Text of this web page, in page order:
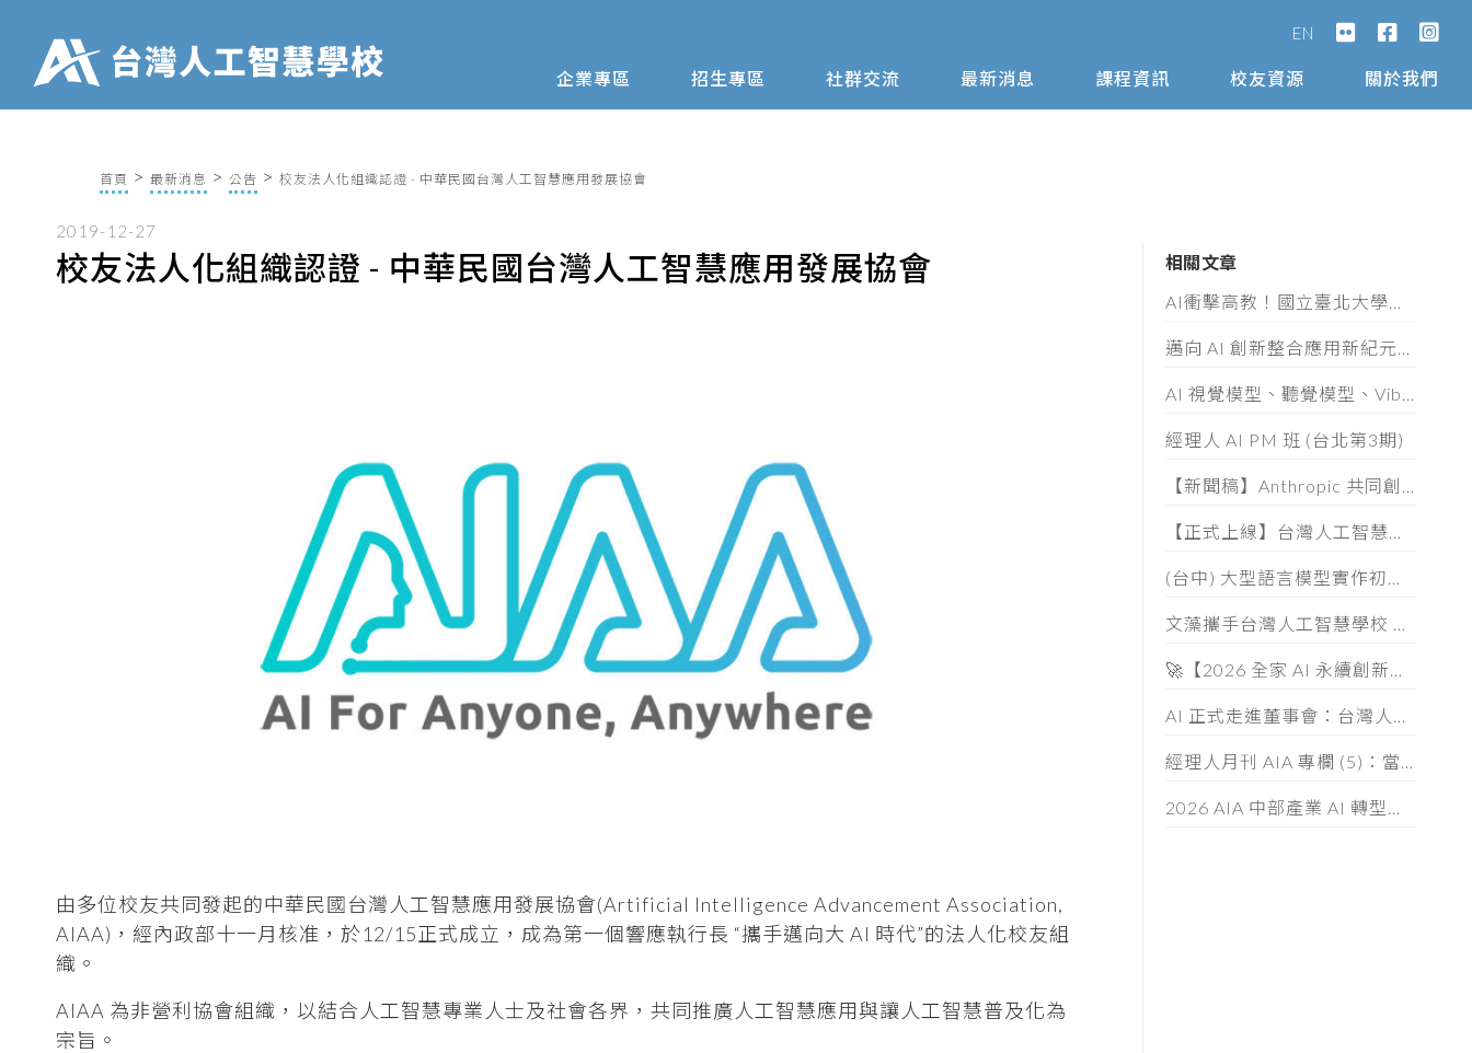
EN
企業專區 招生專區 社群交流 最新消息 課程資訊 校友資源 關於我們
首頁 最新消息 公告 校友法人化組織認證 - 中華民國台灣人工智慧應用發展協會
2019-12-27
校友法人化組織認證 - 中華民國台灣人工智慧應用發展協會
由多位校友共同發起的中華民國台灣人工智慧應用發展協會(Artificial Intelligence Advancement Association,
AIAA)，經內政部十一月核准，於12/15正式成立，成為第一個響應執行長 “攜手邁向大 AI 時代”的法人化校友組
織。
AIAA 為非營利協會組織，以結合人工智慧專業人士及社會各界，共同推廣人工智慧應用與讓人工智慧普及化為
宗旨。
相關文章
AI衝擊高教！國立臺北大學攜手AIA打造高教AI轉型示範模式
邁向 AI 創新整合應用新紀元！「第十屆數位奇點獎」8/5起全面開放徵件
AI 視覺模型、聽覺模型、Vibe Coding 實作與 AI 素養認證工作坊
經理人 AI PM 班 (台北第3期)
【新聞稿】Anthropic 共同創辦人 Ben Mann 首度訪台
【正式上線】台灣人工智慧學校 AIA 人才認證 (AIATC) 專屬網站啟用！
(台中) 大型語言模型實作初階班 (第五期) 招生簡章
文藻攜手台灣人工智慧學校 共育AI跨域人才
🚀【2026 全家 AI 永續創新大賞】徵件中！
AI 正式走進董事會：台灣人工智慧學校啟動董監事 AI 治理必修課
經理人月刊 AIA 專欄 (5)：當「小龍蝦」開始幫你整資料、發信件， 企業如何「分人、分技能、分層」授權
2026 AIA 中部產業 AI 轉型與落地應用論壇